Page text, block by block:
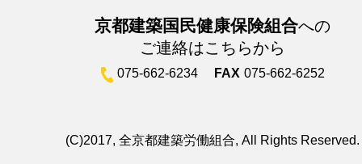
京都建築国民健康保険組合への
ご連絡はこちらから
075-662-6234 FAX 075-662-6252
(C)2017, 全京都建築労働組合, All Rights Reserved.